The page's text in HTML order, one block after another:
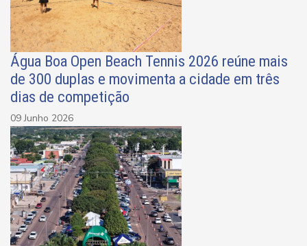
Água Boa Open Beach Tennis 2026 reúne mais
de 300 duplas e movimenta a cidade em três
dias de competição
09 Junho 2026